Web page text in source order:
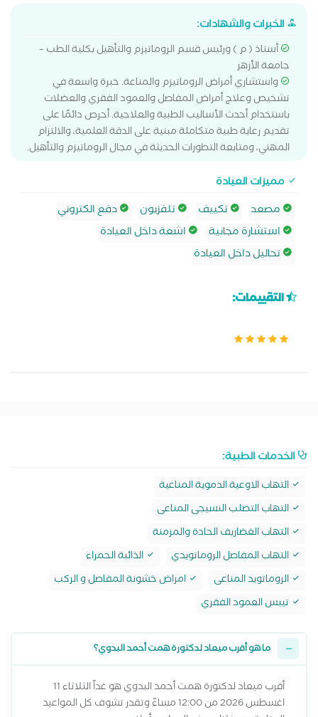
الخبرات والشهادات:
أستاذ ( م ) ورئيس قسم الروماتيزم والتأهيل بكلية الطب –
جامعة الأزهر
واستشاري أمراض الروماتيزم والمناعة. خبرة واسعة في
تشخيص وعلاج أمراض المفاصل والعمود الفقري والعضلات
باستخدام أحدث الأساليب الطبية والعلاجية. أحرص دائمًا على
تقديم رعاية طبية متكاملة مبنية على الدقة العلمية، والالتزام
المهني، ومتابعة التطورات الحديثة في مجال الروماتيزم والتأهيل.
مميزات العيادة
مصعد
تكييف تلفزيون
دفع الكتروني
استشارة مجانية
اشعة داخل العيادة
تحاليل داخل العيادة
التقييمات:
الخدمات الطبية:
التهاب الاوعية الدموية المناعية
التهاب التصلب النسيجى المناعى
التهاب الغضاريف الحادة والمزمنة
التهاب المفاصل الروماتويدي
الذائبة الحمراء
الروماتويد المناعى
امراض خشونة المفاصل و الركب
تيبس العمود الفقري
ما هو أقرب ميعاد لدكتورة همت أحمد البدوي؟
أقرب ميعاد لدكتورة همت أحمد البدوي هو غداً الثلاثاء 11
اغسطس 2026 من 12:00 مساءً وتقدر تشوف كل المواعيد